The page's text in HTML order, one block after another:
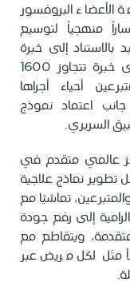
الأعضاء البروفسور
منهجياً لتوسيع
بالاستناد إلى خبرة
تراكمية طويلة، مبيناً أن الإنجاز يستند إلى خبرة تتجاوز 1600
أحياء أجراها
اعتماد نموذج
السريري.
عالمي متقدم في
تطوير نماذج علاجية
تماشيًا مع
إلى رفع جودة
ويتقاطع مع
لكل مريض عبر